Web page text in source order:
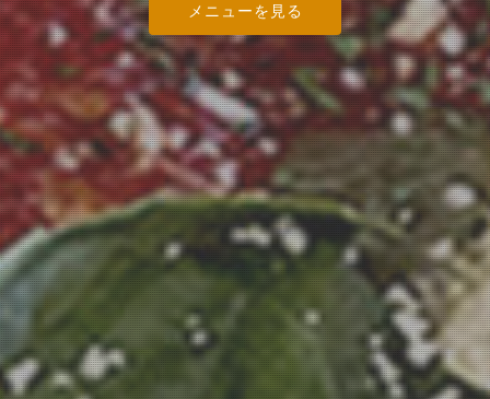
お店の雰囲気を見る
メニューを見る
メニューを見る
お店の雰囲気を見る
メニューを見る